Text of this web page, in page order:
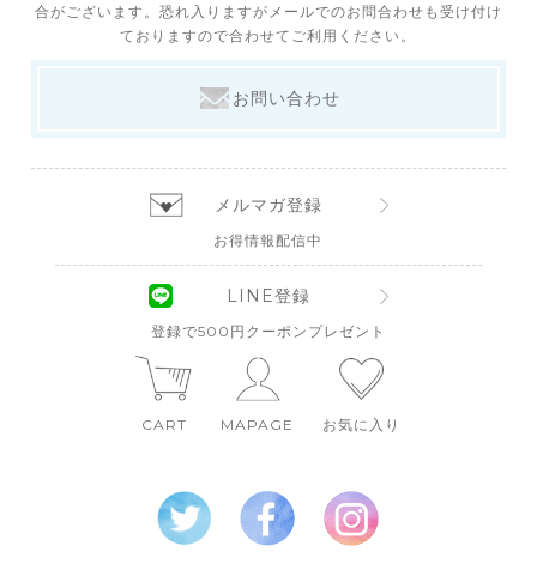
合がございます。恐れ入りますがメールでのお問合わせも受け付け
ておりますので合わせてご利用ください。
お問い合わせ
メルマガ登録
お得情報配信中
LINE登録
登録で500円クーポンプレゼント
CART MAPAGE お気に入り